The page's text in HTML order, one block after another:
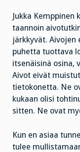
Jukka
taannoin
järkkyvät. Aivojen
puhetta tuottava
itsenäisinä osina,
Aivot eivät
tietokonetta. Ne
kukaan olisi
sitten. Ne ovat
Kun en asiaa
tulee